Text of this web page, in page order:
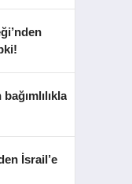
İsrail’e